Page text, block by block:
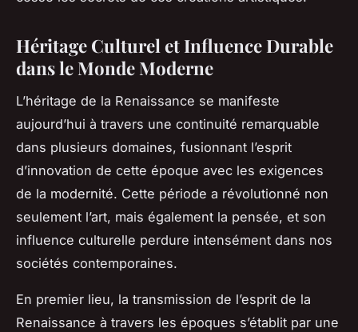
Héritage Culturel et Influence Durable
dans le Monde Moderne
L’héritage de la Renaissance se manifeste
aujourd’hui à travers une continuité remarquable
dans plusieurs domaines, fusionnant l’esprit
d’innovation de cette époque avec les exigences
de la modernité. Cette période a révolutionné non
seulement l’art, mais également la pensée, et son
influence culturelle perdure intensément dans nos
sociétés contemporaines.
En premier lieu, la transmission de l’esprit de la
Renaissance à travers les époques s’établit par une